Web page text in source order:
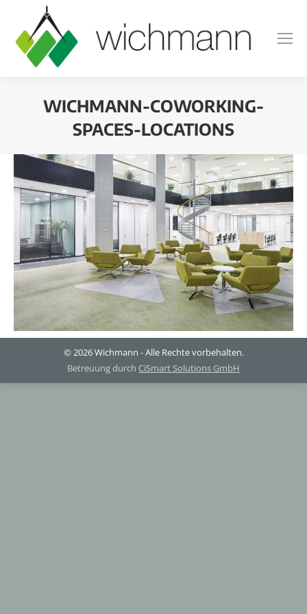
WICHMANN-COWORKING-
SPACES-LOCATIONS
© 2026 Wichmann - Alle Rechte vorbehalten.
Betreuung durch CiSmart Solutions GmbH